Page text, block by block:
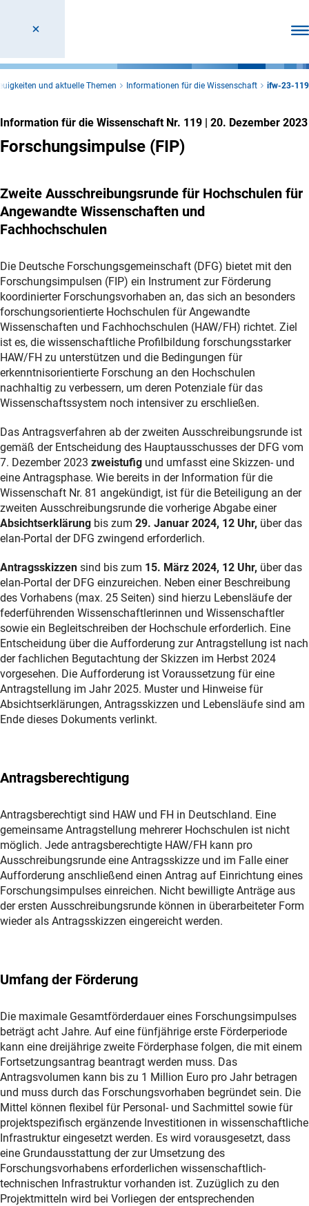
und aktuelle Themen Informationen für die Wissenschaft ifw-23-119
Information für die Wissenschaft Nr. 119 | 20. Dezember 2023
Forschungsimpulse (FIP)
Zweite Ausschreibungsrunde für Hochschulen für
Angewandte Wissenschaften und
Fachhochschulen
Die Deutsche Forschungsgemeinschaft (DFG) bietet mit den
Forschungsimpulsen (FIP) ein Instrument zur Förderung
koordinierter Forschungsvorhaben an, das sich an besonders
forschungsorientierte Hochschulen für Angewandte
Wissenschaften und Fachhochschulen (HAW/FH) richtet. Ziel
ist es, die wissenschaftliche Profilbildung forschungsstarker
HAW/FH zu unterstützen und die Bedingungen für
erkenntnisorientierte Forschung an den Hochschulen
nachhaltig zu verbessern, um deren Potenziale für das
Wissenschaftssystem noch intensiver zu erschließen.
Das Antragsverfahren ab der zweiten Ausschreibungsrunde ist
gemäß der Entscheidung des Hauptausschusses der DFG vom
7. Dezember 2023 zweistufig und umfasst eine Skizzen- und
eine Antragsphase. Wie bereits in der Information für die
Wissenschaft Nr. 81 angekündigt, ist für die Beteiligung an der
zweiten Ausschreibungsrunde die vorherige Abgabe einer
Absichtserklärung bis zum 29. Januar 2024, 12 Uhr, über das
elan-Portal der DFG zwingend erforderlich.
Antragsskizzen sind bis zum 15. März 2024, 12 Uhr, über das
elan-Portal der DFG einzureichen. Neben einer Beschreibung
des Vorhabens (max. 25 Seiten) sind hierzu Lebensläufe der
federführenden Wissenschaftlerinnen und Wissenschaftler
sowie ein Begleitschreiben der Hochschule erforderlich. Eine
Entscheidung über die Aufforderung zur Antragstellung ist nach
der fachlichen Begutachtung der Skizzen im Herbst 2024
vorgesehen. Die Aufforderung ist Voraussetzung für eine
Antragstellung im Jahr 2025. Muster und Hinweise für
Absichtserklärungen, Antragsskizzen und Lebensläufe sind am
Ende dieses Dokuments verlinkt.
Antragsberechtigung
Antragsberechtigt sind HAW und FH in Deutschland. Eine
gemeinsame Antragstellung mehrerer Hochschulen ist nicht
möglich. Jede antragsberechtigte HAW/FH kann pro
Ausschreibungsrunde eine Antragsskizze und im Falle einer
Aufforderung anschließend einen Antrag auf Einrichtung eines
Forschungsimpulses einreichen. Nicht bewilligte Anträge aus
der ersten Ausschreibungsrunde können in überarbeiteter Form
wieder als Antragsskizzen eingereicht werden.
Umfang der Förderung
Die maximale Gesamtförderdauer eines Forschungsimpulses
beträgt acht Jahre. Auf eine fünfjährige erste Förderperiode
kann eine dreijährige zweite Förderphase folgen, die mit einem
Fortsetzungsantrag beantragt werden muss. Das
Antragsvolumen kann bis zu 1 Million Euro pro Jahr betragen
und muss durch das Forschungsvorhaben begründet sein. Die
Mittel können flexibel für Personal- und Sachmittel sowie für
projektspezifisch ergänzende Investitionen in wissenschaftliche
Infrastruktur eingesetzt werden. Es wird vorausgesetzt, dass
eine Grundausstattung der zur Umsetzung des
Forschungsvorhabens erforderlichen wissenschaftlich-
technischen Infrastruktur vorhanden ist. Zuzüglich zu den
Projektmitteln wird bei Vorliegen der entsprechenden